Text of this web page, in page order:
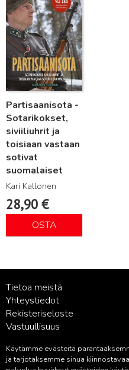
Partisaanisota -
Sotarikokset,
siviiliuhrit ja
toisiaan vastaan
sotivat
suomalaiset
Kari Kallonen
28,90 €
OSTA
Tietoa meistä
Yhteystiedot
Rekisteriseloste
Vastuullisuus
Kustantamon asiakaspalvelu:
Käytämme evästeitä
ja tarjotaksemme sinua